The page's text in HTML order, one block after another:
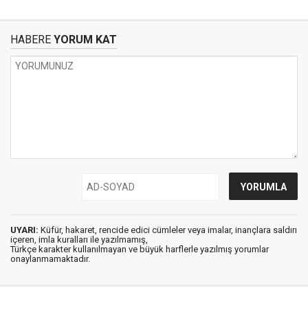
HABERE YORUM KAT
UYARI: Küfür, hakaret, rencide edici cümleler veya imalar, inançlara saldırı
içeren, imla kuralları ile yazılmamış,
Türkçe karakter kullanılmayan ve büyük harflerle yazılmış yorumlar
onaylanmamaktadır.